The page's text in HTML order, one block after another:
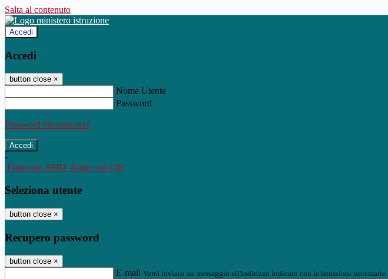
Salta al contenuto
Accedi
Accedi
button close ×
Nome Utente
Password
Password dimenticata?
-
Entra con SPID Entra con CIE
Seleziona utente
button close ×
Recupero password
button close ×
E-mail Verrà inviato un messaggio all'indirizzo indicato con le istruzioni necessarie.